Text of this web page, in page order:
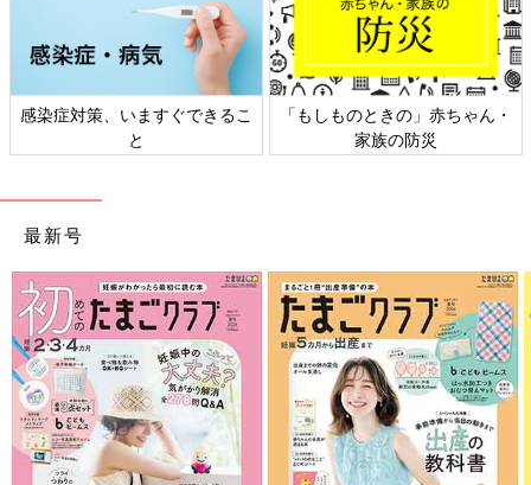
感染症対策、いますぐできるこ
と
「もしものときの」赤ちゃん・
家族の防災
最新号